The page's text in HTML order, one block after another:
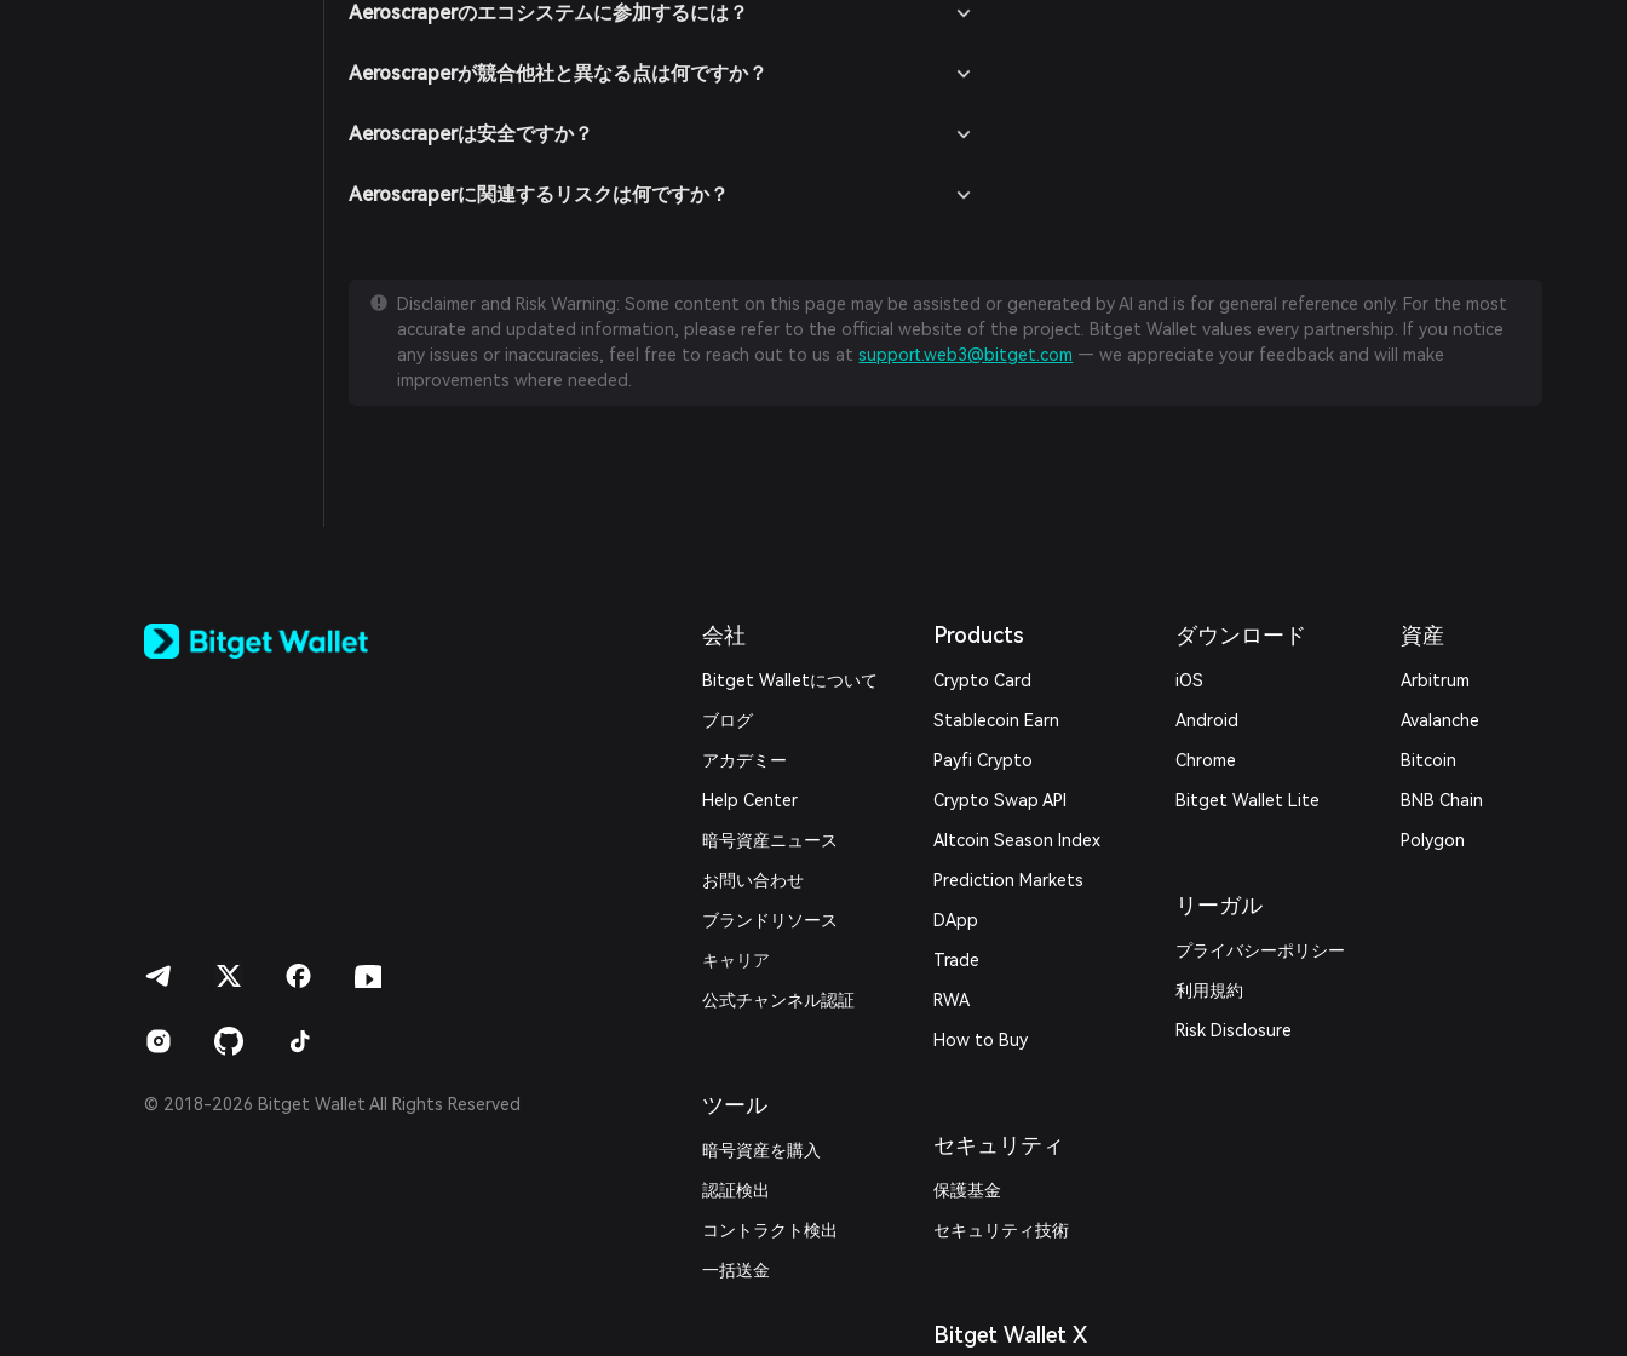
Aeroscraperのエコシステムに参加するには？
Aeroscraperが競合他社と異なる点は何ですか？
Aeroscraperは安全ですか？
Aeroscraperに関連するリスクは何ですか？
Disclaimer and Risk Warning: Some content on this page may be assisted or generated by AI and is for general reference only. For the most
accurate and updated information, please refer to the official website of the project. Bitget Wallet values every partnership. If you notice
any issues or inaccuracies, feel free to reach out to us atsupport.web3@bitget.com — we appreciate your feedback and will make
improvements where needed.
Español (Latinoamérica)
© 2018-2026 Bitget Wallet All Rights Reserved
会社
Bitget Walletについて
ブログ
アカデミー
Help Center
暗号資産ニュース
お問い合わせ
ブランドリソース
キャリア
公式チャンネル認証
ツール
暗号資産を購入
認証検出
コントラクト検出
一括送金
Products
Crypto Card
Stablecoin Earn
Payfi Crypto
Crypto Swap API
Altcoin Season Index
Prediction Markets
DApp
Trade
RWA
How to Buy
セキュリティ
保護基金
セキュリティ技術
Bitget Wallet X
ダウンロード
iOS
Android
Chrome
Bitget Wallet Lite
リーガル
プライバシーポリシー
利用規約
Risk Disclosure
資産
Arbitrum
Avalanche
Bitcoin
BNB Chain
Polygon